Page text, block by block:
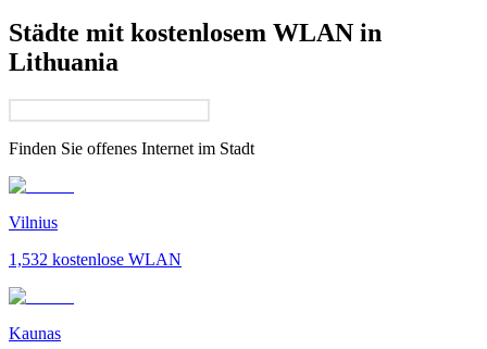
Städte mit kostenlosem WLAN in
Lithuania
Finden Sie offenes Internet im Stadt
Vilnius
1,532 kostenlose WLAN
Kaunas